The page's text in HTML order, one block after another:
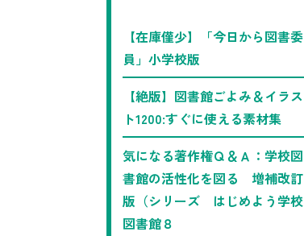
【在庫僅少】「今日から図書委
員」小学校版
【絶版】図書館ごよみ＆イラス
ト1200:すぐに使える素材集
気になる著作権Ｑ＆Ａ：学校図
書館の活性化を図る 増補改訂
版（シリーズ はじめよう学校
図書館８